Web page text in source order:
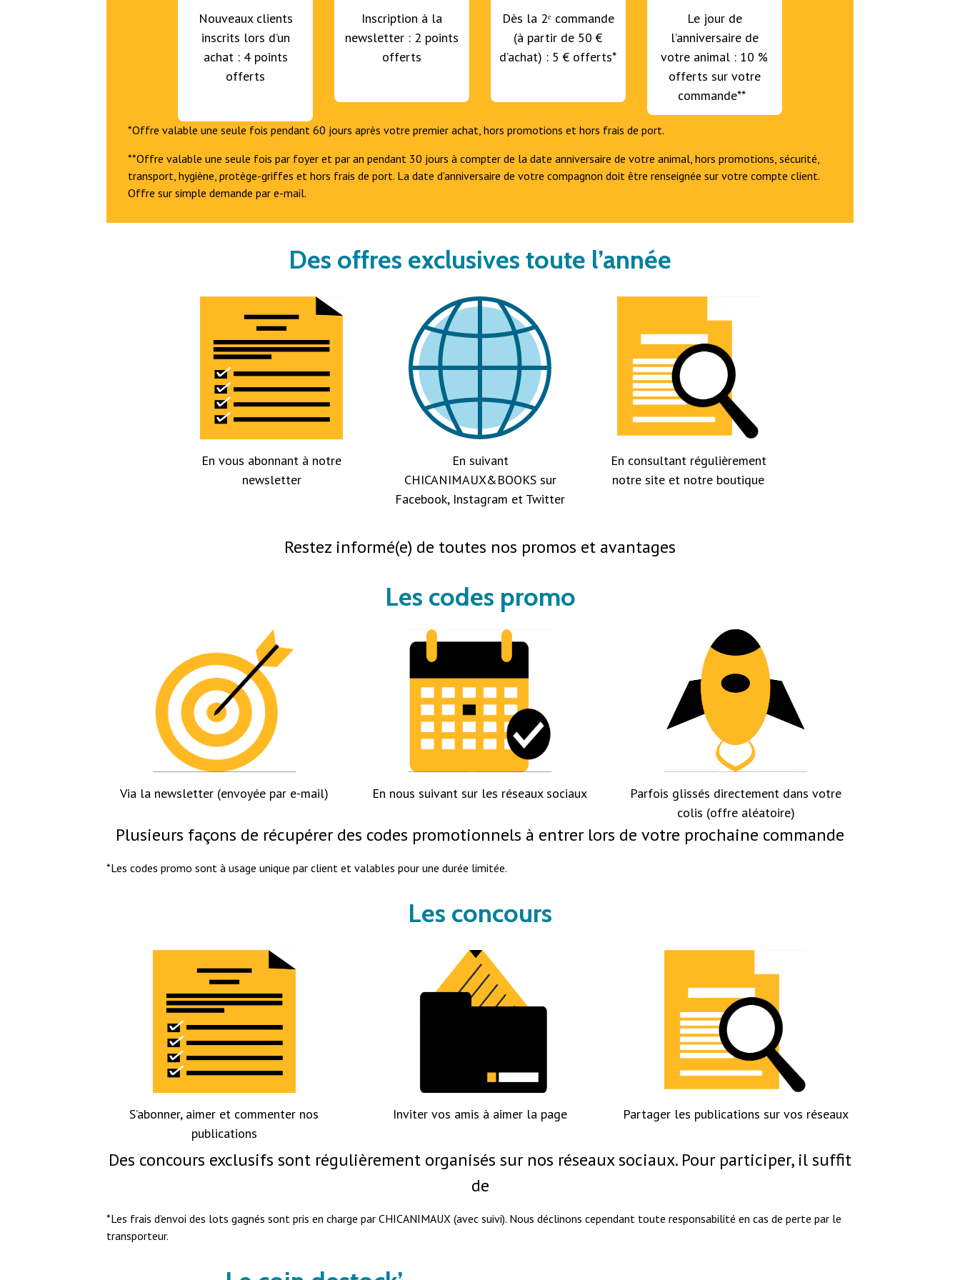
Nouveaux clients
inscrits lors d’un
achat : 4 points
offerts
Inscription à la
newsletter : 2 points
offerts
Dès la 2ᵉ commande
(à partir de 50 €
d’achat) : 5 € offerts*
Le jour de
l’anniversaire de
votre animal : 10 %
offerts sur votre
commande**
*Offre valable une seule fois pendant 60 jours après votre premier achat, hors promotions et hors frais de port.
**Offre valable une seule fois par foyer et par an pendant 30 jours à compter de la date anniversaire de votre animal, hors promotions, sécurité,
transport, hygiène, protège-griffes et hors frais de port. La date d’anniversaire de votre compagnon doit être renseignée sur votre compte client.
Offre sur simple demande par e-mail.
Des offres exclusives toute l’année
En vous abonnant à notre
newsletter
En suivant
CHICANIMAUX&BOOKS sur
Facebook, Instagram et Twitter
En consultant régulièrement
notre site et notre boutique
Restez informé(e) de toutes nos promos et avantages
Les codes promo
Via la newsletter (envoyée par e-mail) En nous suivant sur les réseaux sociaux
Parfois glissés directement dans votre
colis (offre aléatoire)
Plusieurs façons de récupérer des codes promotionnels à entrer lors de votre prochaine commande
*Les codes promo sont à usage unique par client et valables pour une durée limitée.
Les concours
S’abonner, aimer et commenter nos
publications
Inviter vos amis à aimer la page Partager les publications sur vos réseaux
Des concours exclusifs sont régulièrement organisés sur nos réseaux sociaux. Pour participer, il suffit
de
*Les frais d’envoi des lots gagnés sont pris en charge par CHICANIMAUX (avec suivi). Nous déclinons cependant toute responsabilité en cas de perte par le
transporteur.